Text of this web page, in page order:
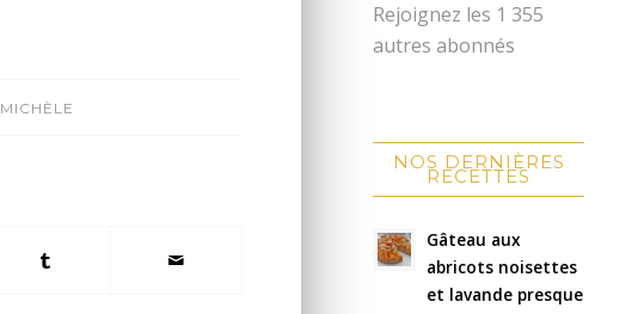
MICHÈLE
Rejoignez les 1 355
autres abonnés
NOS DERNIÈRES
RECETTES
Gâteau aux
abricots noisettes
et lavande presque